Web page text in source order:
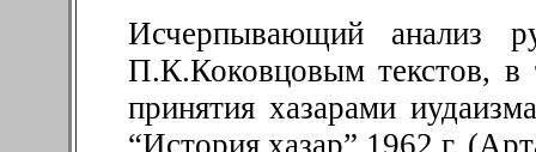
Исчерпывающий анализ
П.К.Коковцовым текстов, в
принятия хазарами
“История хазар” 1962 г.